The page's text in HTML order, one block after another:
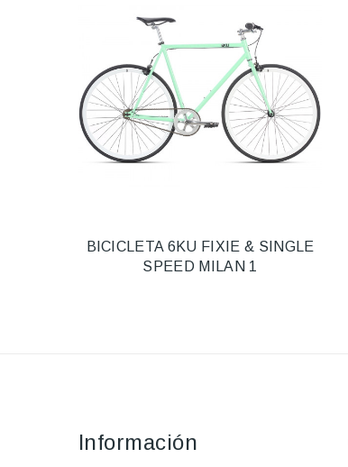
BICICLETA 6KU FIXIE & SINGLE
SPEED MILAN 1
Información